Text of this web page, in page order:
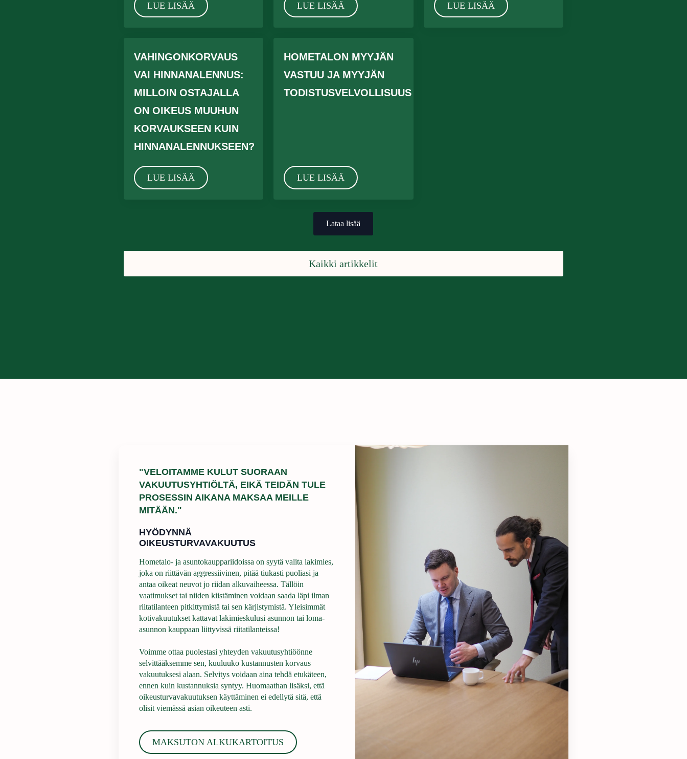
LUE LISÄÄ LUE LISÄÄ LUE LISÄÄ
VAHINGONKORVAUS
VAI HINNANALENNUS:
MILLOIN OSTAJALLA
ON OIKEUS MUUHUN
KORVAUKSEEN KUIN
HINNANALENNUKSEEN?
LUE LISÄÄ
HOMETALON MYYJÄN
VASTUU JA MYYJÄN
TODISTUSVELVOLLISUUS
LUE LISÄÄ
Lataa lisää
Kaikki artikkelit
"VELOITAMME KULUT SUORAAN
VAKUUTUSYHTIÖLTÄ, EIKÄ TEIDÄN TULE
PROSESSIN AIKANA MAKSAA MEILLE
MITÄÄN."
HYÖDYNNÄ
OIKEUSTURVAVAKUUTUS
Hometalo- ja asuntokauppariidoissa on syytä valita lakimies,
joka on riittävän aggressiivinen, pitää tiukasti puoliasi ja
antaa oikeat neuvot jo riidan alkuvaiheessa. Tällöin
vaatimukset tai niiden kiistäminen voidaan saada läpi ilman
riitatilanteen pitkittymistä tai sen kärjistymistä. Yleisimmät
kotivakuutukset kattavat lakimieskulusi asunnon tai loma-
asunnon kauppaan liittyvissä riitatilanteissa!
Voimme ottaa puolestasi yhteyden vakuutusyhtiöönne
selvittääksemme sen, kuuluuko kustannusten korvaus
vakuutuksesi alaan. Selvitys voidaan aina tehdä etukäteen,
ennen kuin kustannuksia syntyy. Huomaathan lisäksi, että
oikeusturvavakuutuksen käyttäminen ei edellytä sitä, että
olisit viemässä asian oikeuteen asti.
MAKSUTON ALKUKARTOITUS